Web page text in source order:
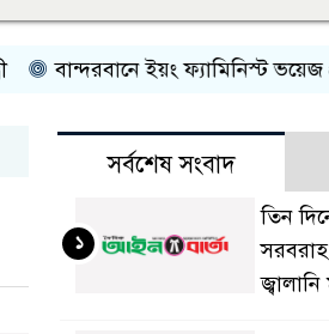
বান্দরবানে ইয়ং ফ্যামিনিস্ট ভয়েজ
সর্বশেষ সংবাদ
তিন
সরবরাহ
জ্বালানি
১